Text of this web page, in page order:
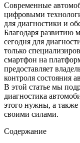
Современные
цифровыми
для диагностики и
Благодаря развитию
сегодня для
только
смартфон на
предоставляет
контроля состояния
В этой статье мы
диагностика
этого нужны, а также
своими силами.
Содержание